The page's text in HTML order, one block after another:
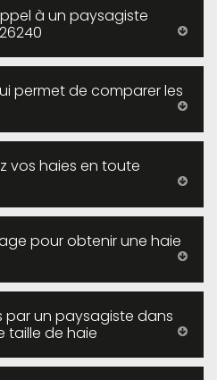
à un paysagiste
permet de comparer les
vos haies en toute
pour obtenir une haie
par un paysagiste dans
taille de haie